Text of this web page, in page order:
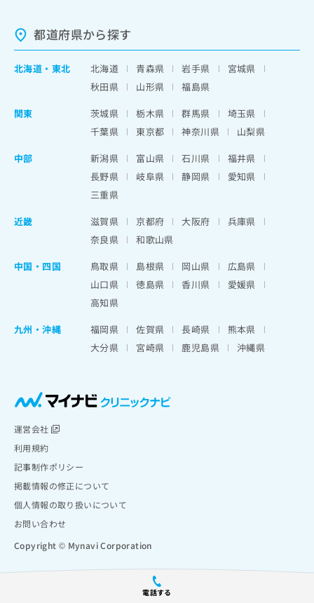
電話する
都道府県から探す
北海道 ・ 東北 北海道 青森県 岩手県
宮城県
秋田県
山形県
福島県
関東
茨城県 栃木県 群馬県
埼玉県
千葉県
東京都 神奈川県
山梨県
中部
新潟県 富山県 石川県
福井県
長野県
岐阜県 静岡県
愛知県
三重県
近畿
滋賀県 京都府 大阪府
兵庫県
奈良県
和歌山県
中国・四国
鳥取県 島根県 岡山県
広島県
山口県
徳島県 香川県
愛媛県
高知県
九州・沖縄
福岡県 佐賀県 長崎県
熊本県
大分県
宮崎県 鹿児島県 沖縄県
運営会社
利用規約
記事制作ポリシー
掲載情報の修正について
個人情報の取り扱いについて
お問い合わせ
Copyright © Mynavi Corporation